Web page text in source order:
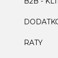
RATY